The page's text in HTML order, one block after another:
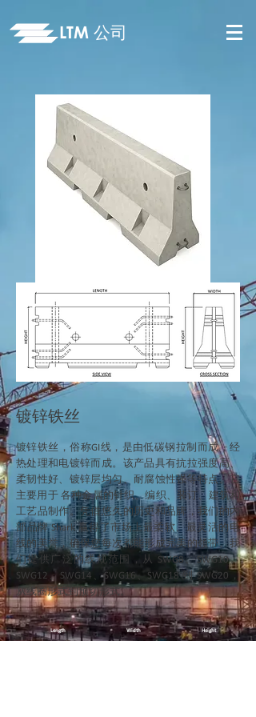
LTM 公司
镀锌铁丝
镀锌铁丝，俗称GI线，是由低碳钢拉制而成，经
热处理和电镀锌而成。该产品具有抗拉强度高、
柔韧性好、镀锌层均匀、耐腐蚀性强等特点。它
主要用于 各种金属的针织、编织、装订、建筑和
工艺品制作。凭借悠久的历史和品牌，我们的内
部品牌 Shark 赢得了市场上最柔软、最灵活的电
线的美誉，确保您每次都能形成完美的领带。我
们提供广泛的线规范围，从 SWG8、SWG10、
SWG12、SWG14、SWG16、SWG18 到 SWG20，
从线圈形式到预切形式。
Length Width Height